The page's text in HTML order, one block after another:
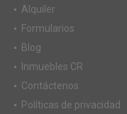
Alquiler
Formularios
Blog
Inmuebles CR
Contáctenos
Políticas de privacidad